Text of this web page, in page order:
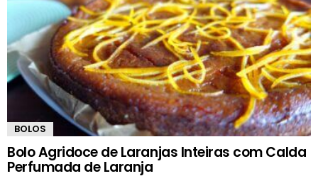
BOLOS
Bolo Agridoce de Laranjas Inteiras com Calda
Perfumada de Laranja